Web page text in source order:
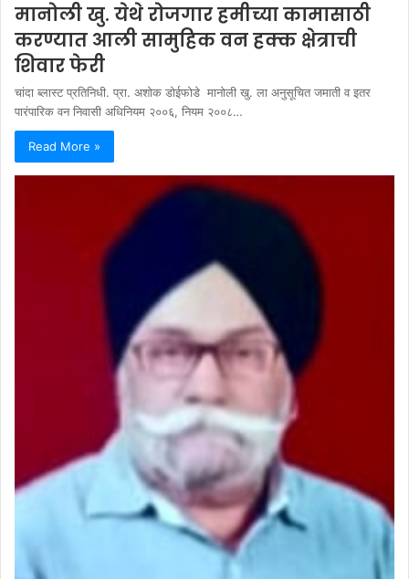
मानोली खु. येथे रोजगार हमीच्या कामासाठी
करण्यात आली सामुहिक वन हक्क क्षेत्राची
शिवार फेरी
चांदा ब्लास्ट प्रतिनिधी. प्रा. अशोक डोईफोडे मानोली खु. ला अनुसूचित जमाती व इतर
पारंपारिक वन निवासी अधिनियम २००६, नियम २००८…
Read More »